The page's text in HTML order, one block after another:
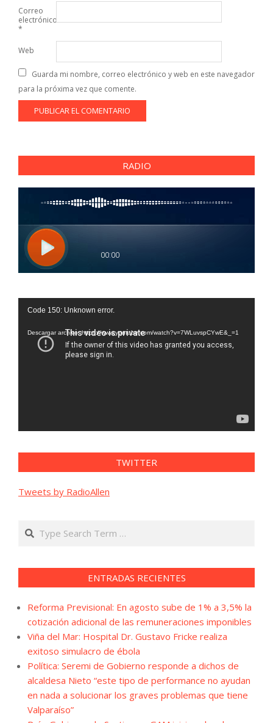
Correo
electrónico
*
Web
Guarda mi nombre, correo electrónico y web en este navegador
para la próxima vez que comente.
RADIO
Reproductor
vídeo
Code 150: Unknown error.
Descargar archivo: https://www.youtube.com/watch?v=7WLuvspCYwE&_=1
TWITTER
Tweets by RadioAllen
Search
ENTRADAS RECIENTES
Reforma Previsional: En agosto sube de 1% a 3,5% la
cotización adicional de las remuneraciones imponibles
Viña del Mar: Hospital Dr. Gustavo Fricke realiza
exitoso simulacro de ébola
Política: Seremi de Gobierno responde a dichos de
alcaldesa Nieto “este tipo de performance no ayudan
en nada a solucionar los graves problemas que tiene
Valparaíso”